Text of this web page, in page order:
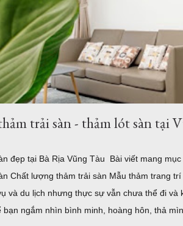
trải sàn - thảm lót sàn tại
đẹp tại Bà Rịa Vũng Tàu Bài viết mang
Chất lượng thảm trải sàn Mẫu thảm trang
và du lịch nhưng thực sự vẫn chưa thể đi
bạn ngắm nhìn bình minh, hoàng hôn, thả